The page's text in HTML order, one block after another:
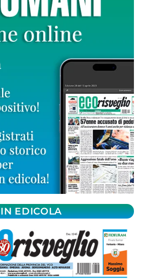
IN EDICOLA